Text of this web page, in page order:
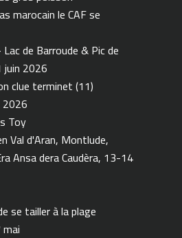
marocain le CAF se
de Barroude & Pic de
2026
clue terminet (11)
Toy
Val d'Aran, Montlude,
Ansa dera Caudèra, 13-14
se tailler à la plage